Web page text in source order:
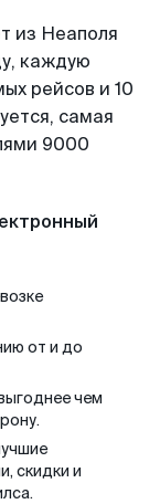
из Неаполя
каждую
рейсов и 10
самая
9000
от и до
чем
скидки и